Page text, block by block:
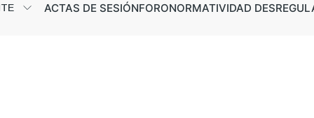
ACTAS DE SESIÓNFORONORMATIVIDAD